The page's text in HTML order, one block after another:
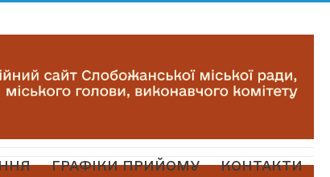
ГРАФІКИ ПРИЙОМУ КОНТАКТИ